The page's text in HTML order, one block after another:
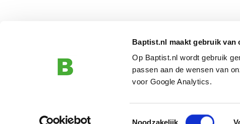
Baptist.nl maakt gebruik van
Op Baptist.nl wordt gebruik
passen aan de wensen van
voor Google Analytics.
Toestemmingsselectie
Noodzakelijk